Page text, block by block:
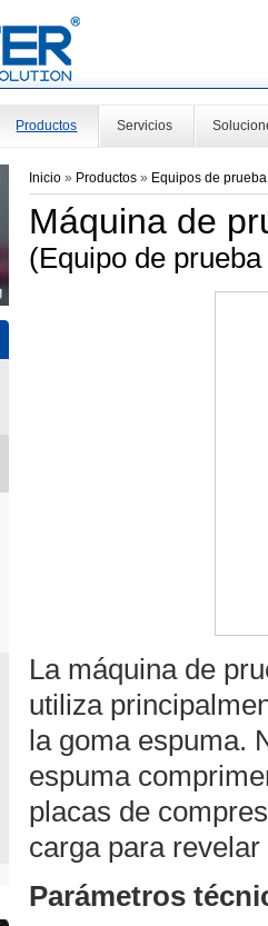
Productos Servicios
Inicio » Productos» Equipos de
Máquina de
(Equipo de
La máquina de
utiliza
la goma espuma.
espuma
placas de
carga para
Parámetros